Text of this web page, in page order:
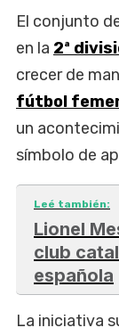
El conjunto
en la 2ª
crecer de
fútbol
un
símbolo de
Leé también:
Lionel
club
española
La iniciativa